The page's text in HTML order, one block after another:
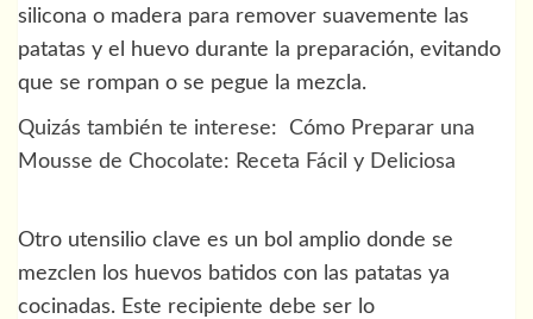
silicona o madera para remover suavemente las
patatas y el huevo durante la preparación, evitando
que se rompan o se pegue la mezcla.
Quizás también te interese:
Cómo Preparar una
Mousse de Chocolate: Receta Fácil y Deliciosa
Otro utensilio clave es un bol amplio donde se
mezclen los huevos batidos con las patatas ya
cocinadas. Este recipiente debe ser lo